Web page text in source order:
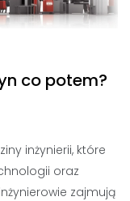
co potem?
inżynierii, które
oraz
zajmują